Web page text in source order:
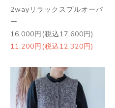
2wayリラックスプルオーバ
ー
16,000円(税込17,600円)
11,200円(税込12,320円)